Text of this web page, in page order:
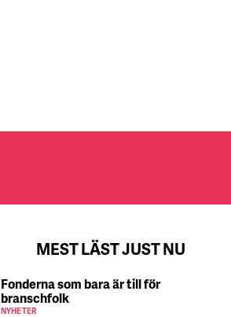
MEST LÄST JUST NU
Fonderna som bara är till för
branschfolk
NYHETER